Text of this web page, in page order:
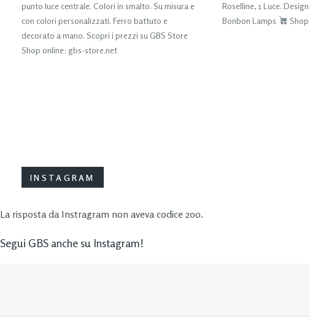
punto luce centrale. Colori in smalto. Su misura e
con colori personalizzati. Ferro battuto e
decorato a mano. Scopri i prezzi su GBS Store
Shop online: gbs-store.net
Roselline, 1 Luce.
Bonbon Lamps
INSTAGRAM
La risposta da Instragram non aveva codice 200.
Segui GBS anche su Instagram!